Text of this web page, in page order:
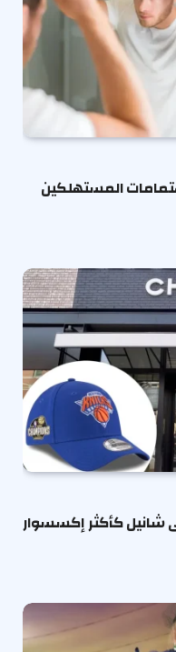
المستهلكين
كأكثر إكسسوار